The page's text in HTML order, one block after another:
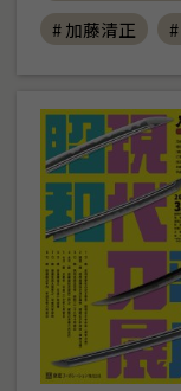
# 加藤清正